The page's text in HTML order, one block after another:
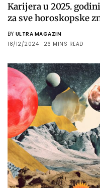
Karijera u 2025.
za sve horoskopske
BY ULTRA MAGAZIN
18/12/2024
26 MINS READ